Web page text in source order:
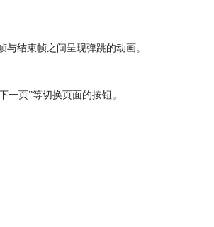
结束帧之间呈现弹跳的动画。
页”等切换页面的按钮。